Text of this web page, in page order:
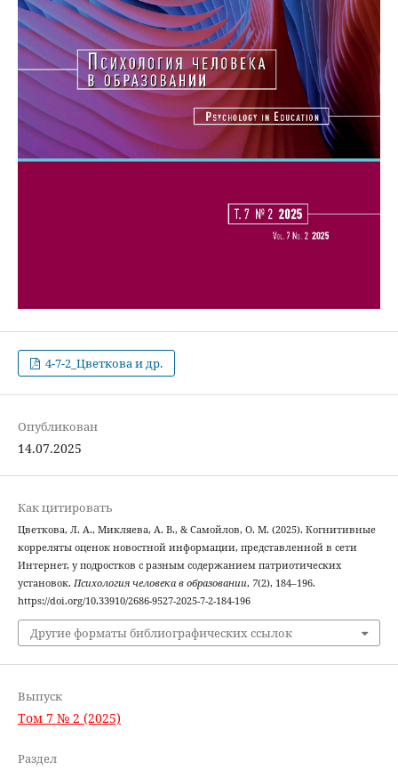
4-7-2_Цветкова и др.
Опубликован
14.07.2025
Как цитировать
Цветкова, Л. А., Микляева, А. В., & Самойлов, О. М. (2025). Когнитивные
корреляты оценок новостной информации, представленной в сети
Интернет, у подростков с разным содержанием патриотических
установок. Психология человека в образовании, 7(2), 184–196.
https://doi.org/10.33910/2686-9527-2025-7-2-184-196
Другие форматы библиографических ссылок
Выпуск
Том 7 № 2 (2025)
Раздел